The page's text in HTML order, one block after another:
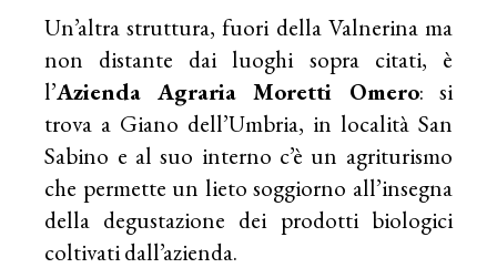
Un’altra struttura, fuori della Valnerina ma
non distante dai luoghi sopra citati, è
l’Azienda Agraria Moretti Omero: si
trova a Giano dell’Umbria, in località San
Sabino e al suo interno c’è un agriturismo
che permette un lieto soggiorno all’insegna
della degustazione dei prodotti biologici
coltivati dall’azienda.